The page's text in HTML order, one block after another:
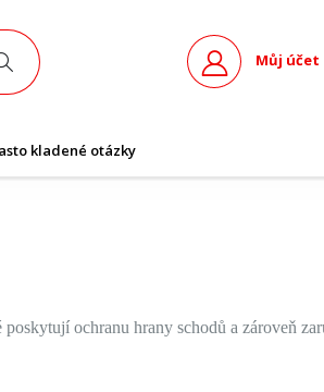
Můj účet
kladené otázky
poskytují ochranu hrany schodů a zároveň